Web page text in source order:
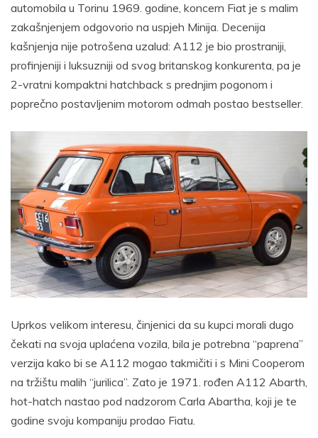
automobila u Torinu 1969. godine, koncern Fiat je s malim
zakašnjenjem odgovorio na uspjeh Minija. Decenija
kašnjenja nije potrošena uzalud: A112 je bio prostraniji,
profinjeniji i luksuzniji od svog britanskog konkurenta, pa je
2-vratni kompaktni hatchback s prednjim pogonom i
poprečno postavljenim motorom odmah postao bestseller.
Uprkos velikom interesu, činjenici da su kupci morali dugo
čekati na svoja uplaćena vozila, bila je potrebna “paprena”
verzija kako bi se A112 mogao takmičiti i s Mini Cooperom
na tržištu malih “jurilica”. Zato je 1971. rođen A112 Abarth,
hot-hatch nastao pod nadzorom Carla Abartha, koji je te
godine svoju kompaniju prodao Fiatu.